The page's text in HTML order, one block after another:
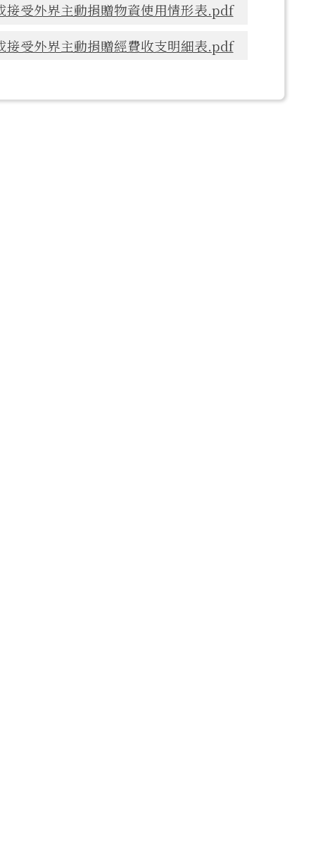
接受外界主動捐贈物資使用情形表.pdf
接受外界主動捐贈經費收支明細表.pdf